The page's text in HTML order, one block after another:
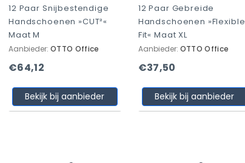
12 Paar Snijbestendige
Handschoenen »CUT²«
Maat M
Aanbieder: OTTO Office
€64,12
Bekijk bij aanbieder
12 Paar Gebreide
Handschoenen »Flexible
Fit« Maat XL
Aanbieder: OTTO Office
€37,50
Bekijk bij aanbieder